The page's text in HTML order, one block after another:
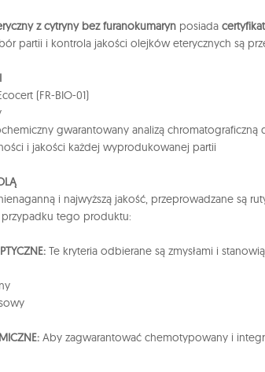
z cytryny bez furanokumaryn posiada
partii i kontrola jakości olejków eterycznych są
(FR-BIO-01)
gwarantowany analizą chromatograficzną
i jakości każdej wyprodukowanej partii
i najwyższą jakość, przeprowadzane są
tego produktu:
Te kryteria odbierane są zmysłami i
Aby zagwarantować chemotypowany i